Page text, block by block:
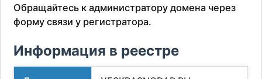
Обращайтесь к администратору домена через
форму связи у регистратора.
Информация в реестре